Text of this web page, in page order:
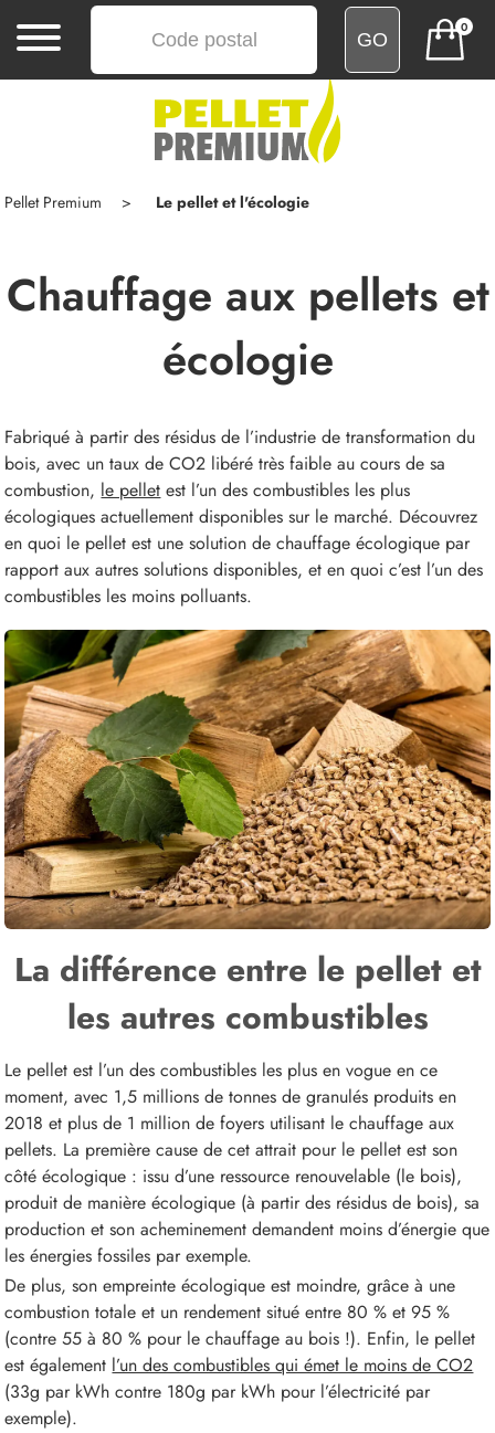
0
ACHATS
GROUPÉS
LIVRAISON
Pellet Premium Le pellet et l'écologie
Chauffage aux pellets et
écologie
Fabriqué à partir des résidus de l’industrie de transformation du
bois, avec un taux de CO2 libéré très faible au cours de sa
combustion, le pellet est l’un des combustibles les plus
écologiques actuellement disponibles sur le marché. Découvrez
en quoi le pellet est une solution de chauffage écologique par
rapport aux autres solutions disponibles, et en quoi c’est l’un des
combustibles les moins polluants.
La différence entre le pellet et
les autres combustibles
Le pellet est l’un des combustibles les plus en vogue en ce
moment, avec 1,5 millions de tonnes de granulés produits en
2018 et plus de 1 million de foyers utilisant le chauffage aux
pellets. La première cause de cet attrait pour le pellet est son
côté écologique : issu d’une ressource renouvelable (le bois),
produit de manière écologique (à partir des résidus de bois), sa
production et son acheminement demandent moins d’énergie que
les énergies fossiles par exemple.
De plus, son empreinte écologique est moindre, grâce à une
combustion totale et un rendement situé entre 80 % et 95 %
(contre 55 à 80 % pour le chauffage au bois !). Enfin, le pellet
est également l’un des combustibles qui émet le moins de CO2
(33g par kWh contre 180g par kWh pour l’électricité par
exemple).